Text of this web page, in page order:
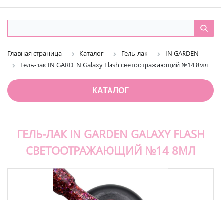
Главная страница Каталог Гель-лак
IN GARDEN
Гель-лак IN GARDEN Galaxy Flash светоотражающий №14 8мл
КАТАЛОГ
ГЕЛЬ-ЛАК IN GARDEN GALAXY FLASH
СВЕТООТРАЖАЮЩИЙ №14 8МЛ